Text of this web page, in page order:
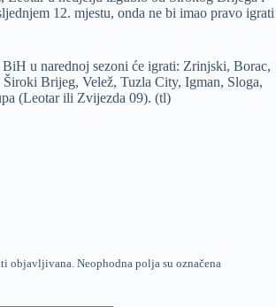
12. mjestu, onda ne bi imao pravo igrati
u narednoj sezoni će igrati: Zrinjski, Borac,
Široki Brijeg, Velež, Tuzla City, Igman, Sloga,
(Leotar ili Zvijezda 09). (tl)
objavljivana. Neophodna polja su označena